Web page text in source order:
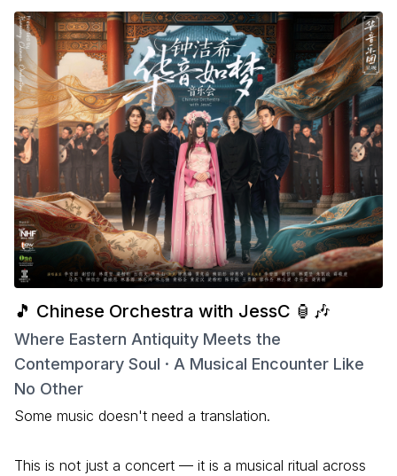
🎵 Chinese Orchestra with JessC 🏮🎶
Where Eastern Antiquity Meets the
Contemporary Soul · A Musical Encounter Like
No Other
Some music doesn't need a translation.
This is not just a concert — it is a musical ritual across